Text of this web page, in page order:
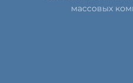
массовых